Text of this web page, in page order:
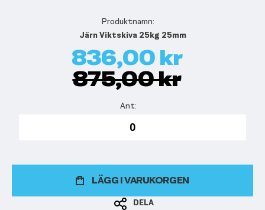
Järn Viktskiva 25kg 25mm
836,00 kr
875,00 kr
LÄGG I VARUKORGEN
DELA